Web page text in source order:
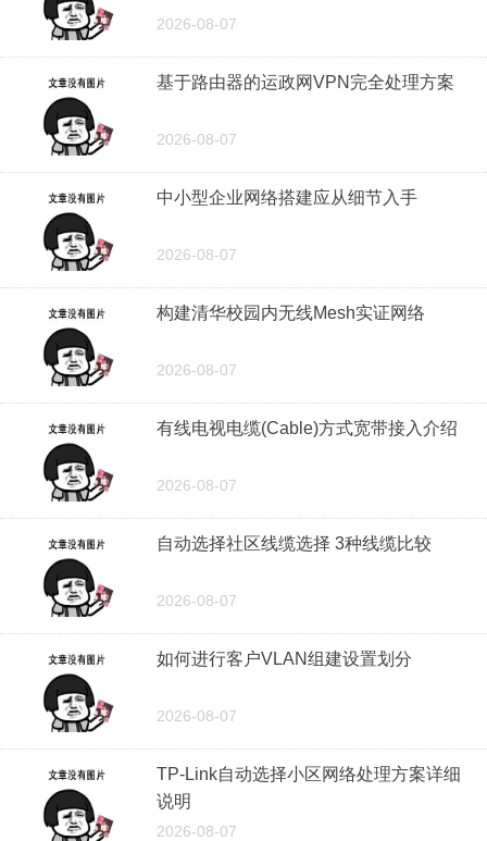
2026-08-07
基于路由器的运政网VPN完全处理方案
2026-08-07
中小型企业网络搭建应从细节入手
2026-08-07
构建清华校园内无线Mesh实证网络
2026-08-07
有线电视电缆(Cable)方式宽带接入介绍
2026-08-07
自动选择社区线缆选择 3种线缆比较
2026-08-07
如何进行客户VLAN组建设置划分
2026-08-07
TP-Link自动选择小区网络处理方案详细
说明
2026-08-07